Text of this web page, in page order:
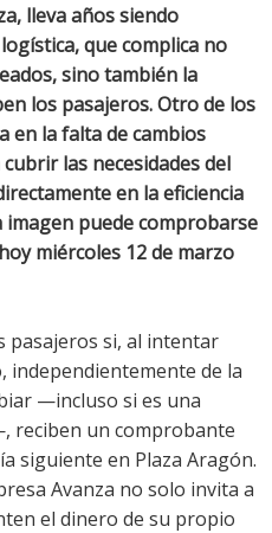
lleva años siendo
que complica no
sino también la
los pasajeros. Otro de los
en la falta de cambios
las necesidades del
en la eficiencia
puede comprobarse
miércoles 12 de marzo
pasajeros si, al intentar
de la
—incluso si es una
reciben un comprobante
siguiente en Plaza Aragón.
Avanza no solo invita a
el dinero de su propio